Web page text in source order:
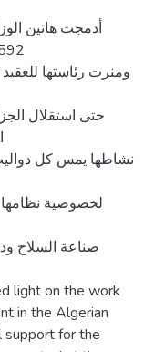
أدمجت هاتين
نشاطها يمس كل
لخصوصية نظامها
صناعة السلاح
light on the work
in the Algerian
support for the